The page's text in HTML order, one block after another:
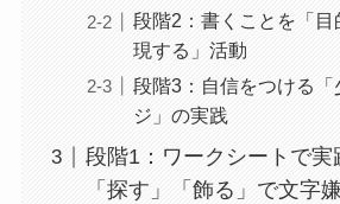
段階2：書くことを「
現する」活動
段階3：自信をつける
ジ」の実践
段階1：ワークシートで実
「探す」「飾る」で文字